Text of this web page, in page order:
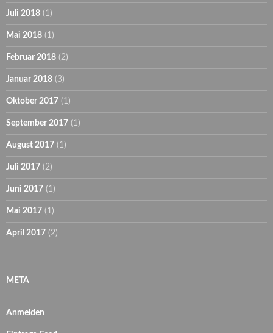
Juli 2018 (1)
Mai 2018 (1)
Februar 2018 (2)
Januar 2018 (3)
Oktober 2017 (1)
September 2017 (1)
August 2017 (1)
Juli 2017 (2)
Juni 2017 (1)
Mai 2017 (1)
April 2017 (2)
META
Anmelden